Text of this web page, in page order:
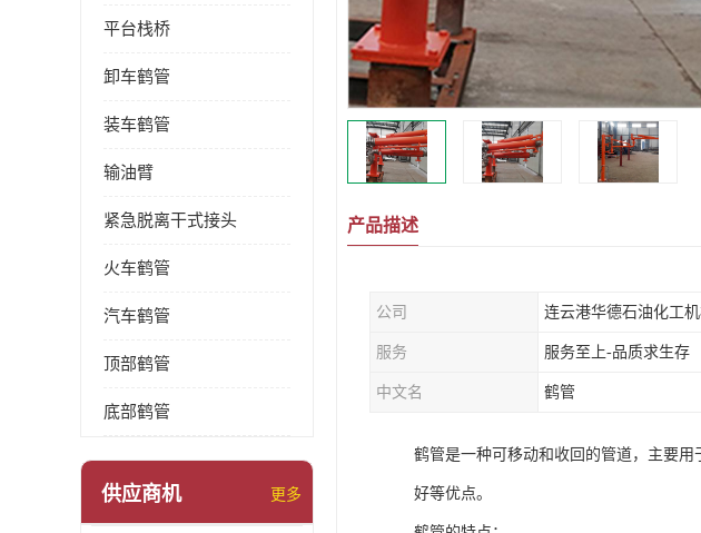
平台栈桥
卸车鹤管
装车鹤管
输油臂
紧急脱离干式接头
火车鹤管
汽车鹤管
顶部鹤管
底部鹤管
供应商机 更多
产品描述
公司 连云港华德石油化工
服务 服务至上-品质求生存
中文名 鹤管
鹤管是一种可移动和收回的管道，主要
好等优点。